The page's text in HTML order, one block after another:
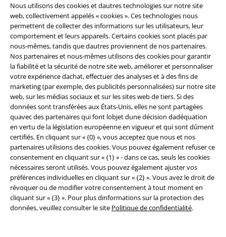
Nous utilisons des cookies et dautres technologies sur notre site
web, collectivement appelés « cookies ». Ces technologies nous
permettent de collecter des informations sur les utilisateurs, leur
comportement et leurs appareils. Certains cookies sont placés par
nous-mêmes, tandis que dautres proviennent de nos partenaires.
Nos partenaires et nous-mêmes utilisons des cookies pour garantir
la fiabilité et la sécurité de notre site web, améliorer et personnaliser
votre expérience dachat, effectuer des analyses et à des fins de
marketing (par exemple, des publicités personnalisées) sur notre site
web, sur les médias sociaux et sur les sites web de tiers. Si des
données sont transférées aux États-Unis, elles ne sont partagées
quavec des partenaires qui font lobjet dune décision dadéquation
en vertu de la législation européenne en vigueur et qui sont dûment
certifiés. En cliquant sur « {0} », vous acceptez que nous et nos
partenaires utilisions des cookies. Vous pouvez également refuser ce
consentement en cliquant sur « {1} » - dans ce cas, seuls les cookies
nécessaires seront utilisés. Vous pouvez également ajuster vos
préférences individuelles en cliquant sur « {2} ». Vous avez le droit de
révoquer ou de modifier votre consentement à tout moment en
cliquant sur « {3} ». Pour plus dinformations sur la protection des
données, veuillez consulter le site Politique de confidentialité.
Légal
Conditions générales
Éditeur
Clauses de confidentialité
Élimination des déchets et protection de l'environnement
Déclaration de Conformité
Informations sur l'accessibilité
Paramètres des Cookies
Période de rétractation
Tous nos prix sont T.T.C. Cependant, ils ne comprennent pas